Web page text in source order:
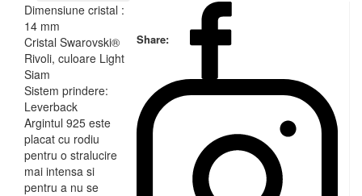
Share:
Dimensiune cristal :
14 mm
Cristal Swarovski®
Rivoli, culoare Light
Siam
Sistem prindere:
Leverback
Argintul 925 este
placat cu rodiu
pentru o stralucire
mai intensa si
pentru a nu se